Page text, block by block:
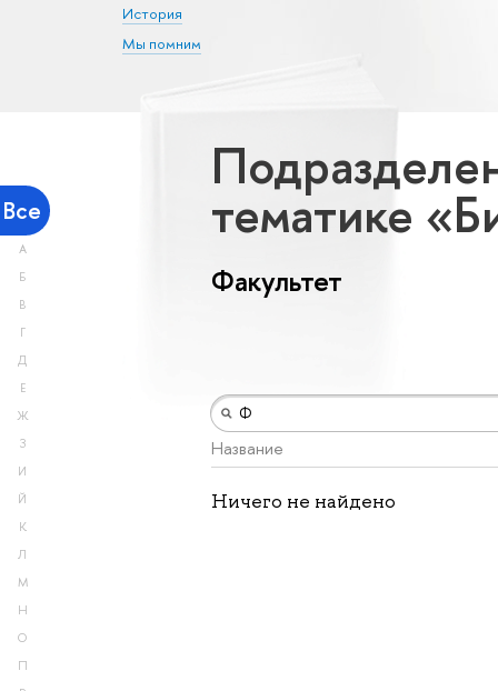
История
Мы помним
Все
А
Б
В
Г
Д
Е
Ж
З
И
Й
К
Л
М
Н
О
П
тематике
Факультет
Название
Ничего не найдено